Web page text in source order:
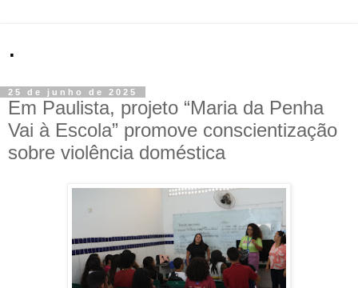
.
25 de junho de 2025
Em Paulista, projeto “Maria da Penha
Vai à Escola” promove conscientização
sobre violência doméstica